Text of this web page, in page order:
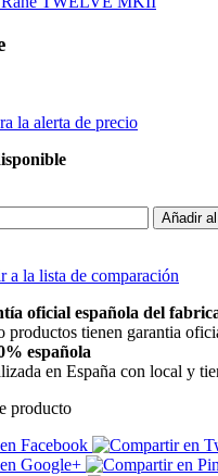
la alerta de precio
Añadir
a la lista de comparación
oficial española del
productos tienen garantia
española
en España con local y
producto